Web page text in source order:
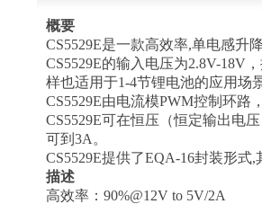
概要
CS5529E是一款高效率,单电感升
CS5529E的输入电压为2.8V-18V
样也适用于1-4节锂电池的应用场
CS5529E由电流模PWM控制环
CS5529E可在恒压（恒定输出电
可到3A。
CS5529E提供了EQA-16封装形
描述
高效率： 90%@12Vto 5V/2A